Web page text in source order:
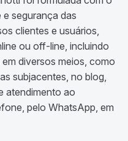
segurança das
clientes e usuários,
ou off-line, incluindo
diversos meios, como
subjacentes, no blog,
atendimento ao
pelo WhatsApp, em